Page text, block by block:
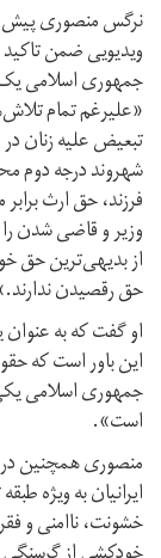
نرگس منصوری پیش
ویدیویی ضمن
جمهوری اسلامی یک
«علیرغم تمام
تبعیض علیه زنان
شهروند درجه
فرزند، حق ارث
وزیر و قاضی شدن را
از بدیهی‌ترین حق
حق رقصیدن
او گفت که به
این باور است که
جمهوری اسلامی
است».
منصوری همچنین
ایرانیان به ویژه
خشونت، ناامنی و